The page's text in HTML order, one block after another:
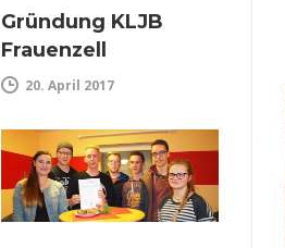
Gründung KLJB
Frauenzell
20. April 2017